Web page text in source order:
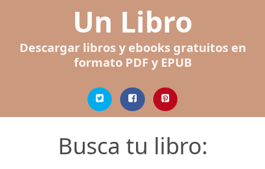
Un Libro
Descargar libros y ebooks gratuitos en
formato PDF y EPUB
Busca tu libro: